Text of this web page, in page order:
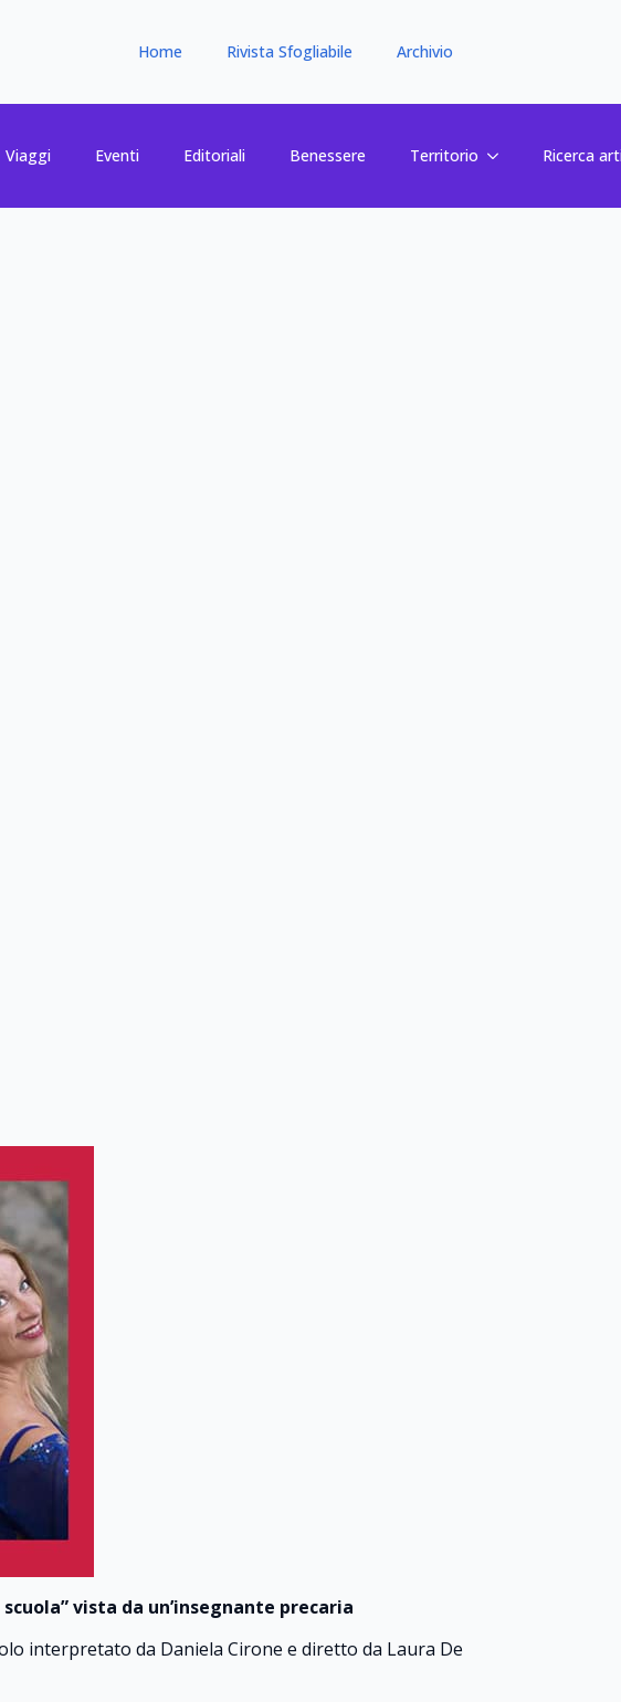
Home Rivista Sfogliabile Archivio
Viaggi Eventi Editoriali Benessere Territorio Ricerca
scuola” vista da un’insegnante precaria
interpretato da Daniela Cirone e diretto da Laura De